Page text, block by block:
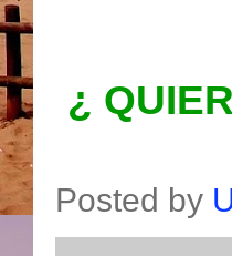
¿
Posted by